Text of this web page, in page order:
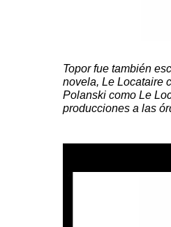
Toporfue también
novela, Le Locataire
Polanski como Le
producciones a las